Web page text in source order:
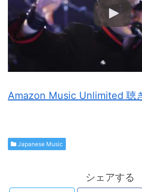
Amazon Music Unlimited 聴
Japanese Music
シェアする